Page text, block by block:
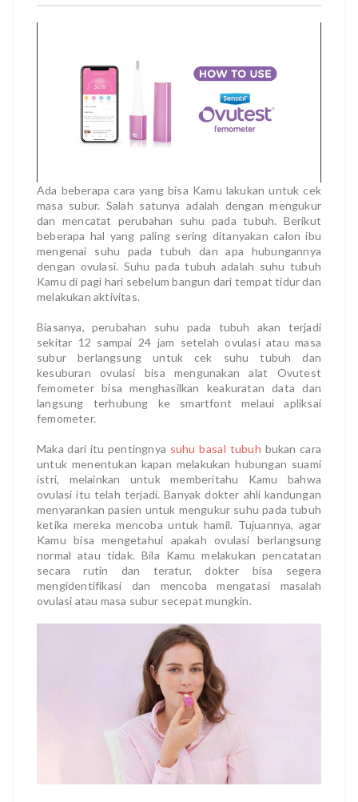
Ada beberapa cara yang bisa Kamu lakukan untuk cek
masa subur. Salah satunya adalah dengan mengukur
dan mencatat perubahan suhu pada tubuh. Berikut
beberapa hal yang paling sering ditanyakan calon ibu
mengenai suhu pada tubuh dan apa hubungannya
dengan ovulasi. Suhu pada tubuh adalah suhu tubuh
Kamu di pagi hari sebelum bangun dari tempat tidur dan
melakukan aktivitas.
Biasanya, perubahan suhu pada tubuh akan terjadi
sekitar 12 sampai 24 jam setelah ovulasi atau masa
subur berlangsung untuk cek suhu tubuh dan
kesuburan ovulasi bisa mengunakan alat Ovutest
femometer bisa menghasilkan keakuratan data dan
langsung terhubung ke smartfont melaui apliksai
femometer.
Maka dari itu pentingnya suhu basal tubuh bukan cara
untuk menentukan kapan melakukan hubungan suami
istri, melainkan untuk memberitahu Kamu bahwa
ovulasi itu telah terjadi. Banyak dokter ahli kandungan
menyarankan pasien untuk mengukur suhu pada tubuh
ketika mereka mencoba untuk hamil. Tujuannya, agar
Kamu bisa mengetahui apakah ovulasi berlangsung
normal atau tidak. Bila Kamu melakukan pencatatan
secara rutin dan teratur, dokter bisa segera
mengidentifikasi dan mencoba mengatasi masalah
ovulasi atau masa subur secepat mungkin.